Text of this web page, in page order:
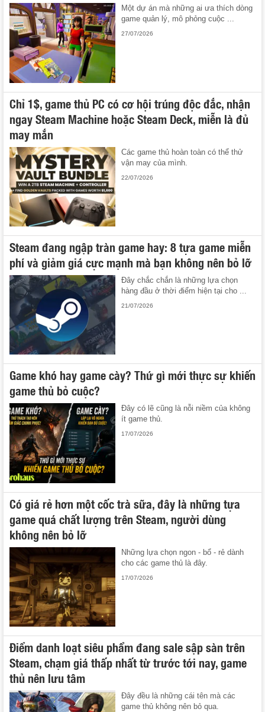
Một dự án mà những ai ưa thích dòng
game quản lý, mô phỏng cuộc ...
27/07/2026
Chỉ 1$, game thủ PC có cơ hội trúng độc đắc, nhận
ngay Steam Machine hoặc Steam Deck, miễn là đủ
may mắn
Các game thủ hoàn toàn có thể thử
vận may của mình.
22/07/2026
Steam đang ngập tràn game hay: 8 tựa game miễn
phí và giảm giá cực mạnh mà bạn không nên bỏ lỡ
Đây chắc chắn là những lựa chọn
hàng đầu ở thời điểm hiện tại cho ...
21/07/2026
Game khó hay game cày? Thứ gì mới thực sự khiến
game thủ bỏ cuộc?
Đây có lẽ cũng là nỗi niềm của không
ít game thủ.
17/07/2026
Có giá rẻ hơn một cốc trà sữa, đây là những tựa
game quá chất lượng trên Steam, người dùng
không nên bỏ lỡ
Những lựa chọn ngon - bổ - rẻ dành
cho các game thủ là đây.
17/07/2026
Điểm danh loạt siêu phẩm đang sale sập sàn trên
Steam, chạm giá thấp nhất từ trước tới nay, game
thủ nên lưu tâm
Đây đều là những cái tên mà các
game thủ không nên bỏ qua.